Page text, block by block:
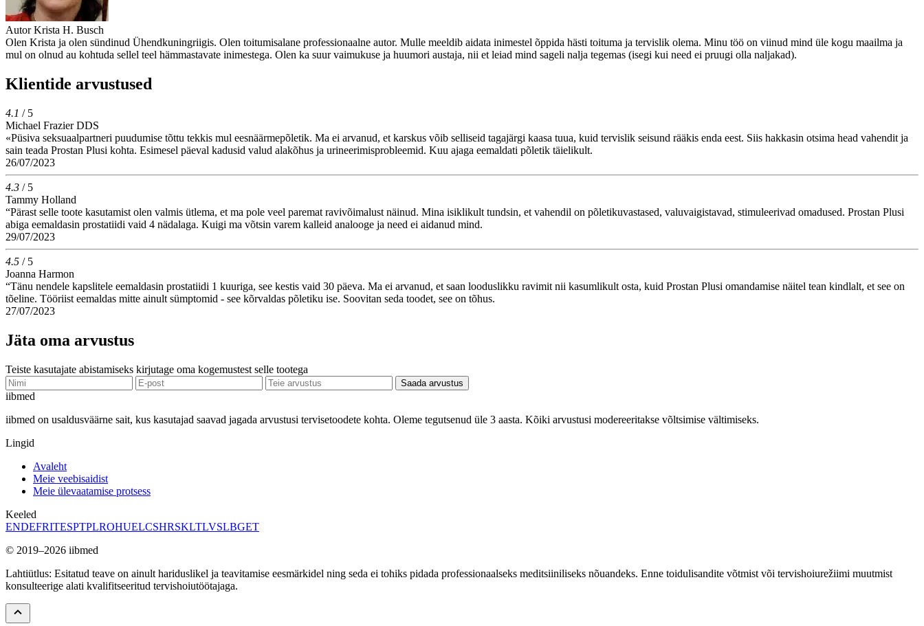
Autor Krista H. Busch
Olen Krista ja olen sündinud Ühendkuningriigis. Olen toitumisalane professionaalne autor. Mulle meeldib aidata inimestel õppida hästi toituma ja tervislik olema. Minu töö on viinud mind üle kogu maailma ja
mul on olnud au kohtuda sellel teel hämmastavate inimestega. Olen ka suur vaimukuse ja huumori austaja, nii et leiad mind sageli nalja tegemas (isegi kui need ei pruugi olla naljakad).
Klientide arvustused
4.1 / 5
Michael Frazier DDS
«Püsiva seksuaalpartneri puudumise tõttu tekkis mul eesnäärmepõletik. Ma ei arvanud, et karskus võib selliseid tagajärgi kaasa tuua, kuid tervislik seisund rääkis enda eest. Siis hakkasin otsima head vahendit ja
sain teada Prostan Plusi kohta. Esimesel päeval kadusid valud alakõhus ja urineerimisprobleemid. Kuu ajaga eemaldati põletik täielikult.
26/07/2023
4.3 / 5
Tammy Holland
“Pärast selle toote kasutamist olen valmis ütlema, et ma pole veel paremat ravivõimalust näinud. Mina isiklikult tundsin, et vahendil on põletikuvastased, valuvaigistavad, stimuleerivad omadused. Prostan Plusi
abiga eemaldasin prostatiidi vaid 4 nädalaga. Kuigi ma võtsin varem kalleid analooge ja need ei aidanud mind.
29/07/2023
4.5 / 5
Joanna Harmon
“Tänu nendele kapslitele eemaldasin prostatiidi 1 kuuriga, see kestis vaid 30 päeva. Ma ei arvanud, et saan looduslikku ravimit nii kasumlikult osta, kuid Prostan Plusi omandamise näitel tean kindlalt, et see on
tõeline. Tööriist eemaldas mitte ainult sümptomid - see kõrvaldas põletiku ise. Soovitan seda toodet, see on tõhus.
27/07/2023
Jäta oma arvustus
Teiste kasutajate abistamiseks kirjutage oma kogemustest selle tootega
Saada arvustus
iibmed
iibmed on usaldusväärne sait, kus kasutajad saavad jagada arvustusi tervisetoodete kohta. Oleme tegutsenud üle 3 aasta. Kõiki arvustusi modereeritakse võltsimise vältimiseks.
Lingid
Avaleht
Meie veebisaidist
Meie ülevaatamise protsess
Keeled
ENDEFRITESPTPLROHUELCSHRSKLTLVSLBGET
© 2019–2026 iibmed
Lahtiütlus: Esitatud teave on ainult hariduslikel ja teavitamise eesmärkidel ning seda ei tohiks pidada professionaalseks meditsiiniliseks nõuandeks. Enne toidulisandite võtmist või tervishoiurežiimi muutmist
konsulteerige alati kvalifitseeritud tervishoiutöötajaga.